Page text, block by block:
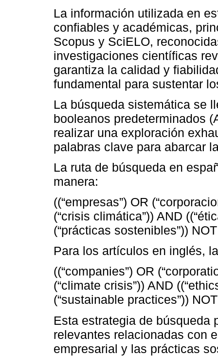
La información utilizada en
confiables y académicas,
Scopus y SciELO,
investigaciones científicas
garantiza la calidad y
fundamental para sustentar
La búsqueda sistemática se
booleanos predeterminados
realizar una exploración
palabras clave para abarcar
La ruta de búsqueda en
manera:
((“empresas”) OR
(“crisis climática”)) AND
(“prácticas sostenibles”))
Para los artículos en inglés,
((“companies”) OR
(“climate crisis”)) AND
(“sustainable practices”))
Esta estrategia de búsqueda
relevantes relacionadas con
empresarial y las prácticas